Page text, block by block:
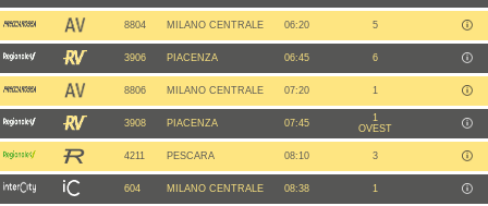
8804 MILANO CENTRALE 06:20 5
3906 PIACENZA 06:45 6
8806 MILANO CENTRALE 07:20 1
3908 PIACENZA 07:45
1
OVEST
4211 PESCARA 08:10 3
604 MILANO CENTRALE 08:38 1